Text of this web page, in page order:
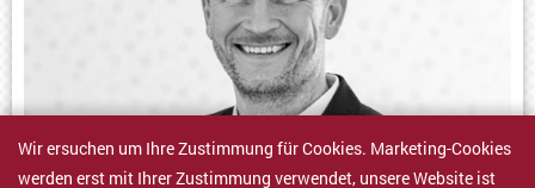
Wir ersuchen um Ihre Zustimmung für Cookies. Marketing-Cookies
werden erst mit Ihrer Zustimmung verwendet, unsere Website ist